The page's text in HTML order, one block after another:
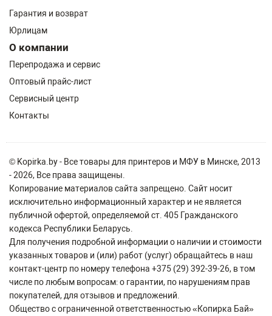
Гарантия и возврат
Юрлицам
О компании
Перепродажа и сервис
Оптовый прайс-лист
Сервисный центр
Контакты
© Kopirka.by - Все товары для принтеров и МФУ в Минске, 2013
- 2026, Все права защищены.
Копирование материалов сайта запрещено. Сайт носит
исключительно информационный характер и не является
публичной офертой, определяемой ст. 405 Гражданского
кодекса Республики Беларусь.
Для получения подробной информации о наличии и стоимости
указанных товаров и (или) работ (услуг) обращайтесь в наш
контакт-центр по номеру телефона +375 (29) 392-39-26, в том
числе по любым вопросам: о гарантии, по нарушениям прав
покупателей, для отзывов и предложений.
Общество с ограниченной ответственностью «Копирка Бай»